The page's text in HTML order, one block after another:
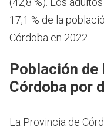
17,1 % de la
Córdoba en 2022.
Población de
Córdoba por
La Provincia de